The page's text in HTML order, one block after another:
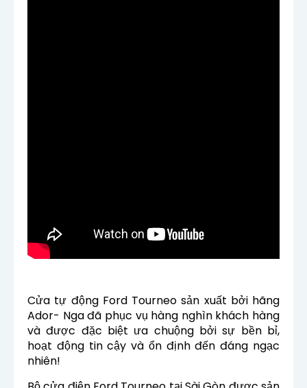
Cửa tự động Ford Tourneo sản xuất bởi hãng
Ador- Nga đã phục vụ hàng nghìn khách hàng
và được đặc biệt ưa chuộng bởi sự bền bỉ,
hoạt động tin cậy và ổn định đến đáng ngạc
nhiên!